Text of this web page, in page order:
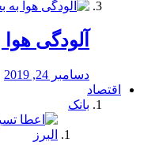
آلودگی
دسامبر 24, 2019
اقتصاد
بانک